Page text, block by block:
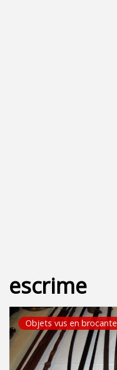
escrime
Objets vus en brocante